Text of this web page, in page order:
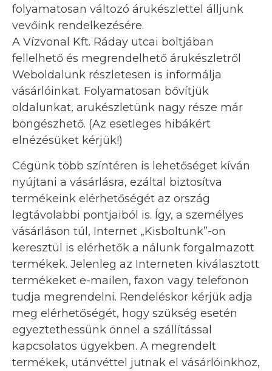
folyamatosan változó árukészlettel álljunk
vevőink rendelkezésére.
A Vízvonal Kft. Ráday utcai boltjában
fellelhető és megrendelhető árukészletről
Weboldalunk részletesen is informálja
vásárlóinkat. Folyamatosan bővítjük
oldalunkat, arukészletünk nagy része már
böngészhető. (Az esetleges hibákért
elnézésüket kérjük!)
Cégünk több színtéren is lehetőséget kíván
nyújtani a vásárlásra, ezáltal biztosítva
termékeink elérhetőségét az ország
legtávolabbi pontjaiból is. Így, a személyes
vásárláson túl, Internet „Kisboltunk”-on
keresztül is elérhetők a nálunk forgalmazott
termékek. Jelenleg az Interneten kiválasztott
termékeket e-mailen, faxon vagy telefonon
tudja megrendelni. Rendeléskor kérjük adja
meg elérhetőségét, hogy szükség esetén
egyeztethessünk önnel a szállítással
kapcsolatos ügyekben. A megrendelt
termékek, utánvéttel jutnak el vásárlóinkhoz,